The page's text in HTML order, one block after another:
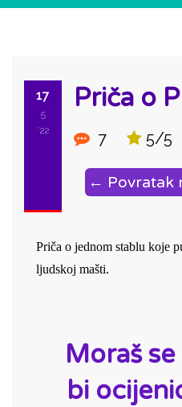
17
5
'22
Priča o
7 5/5
← Povratak
Priča o jednom stablu koje
ljudskoj mašti.
Moraš se
bi